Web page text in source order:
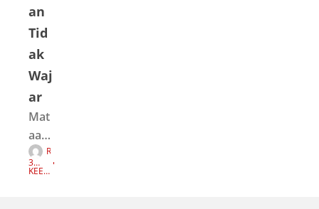
an
Tid
ak
Waj
ar
Mat
aace
h.co
m -
R
A
3
TAH
KEEP